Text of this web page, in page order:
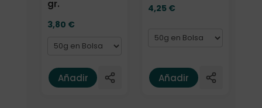
gr.
3,80 €
Añadir
4,25 €
Añadir